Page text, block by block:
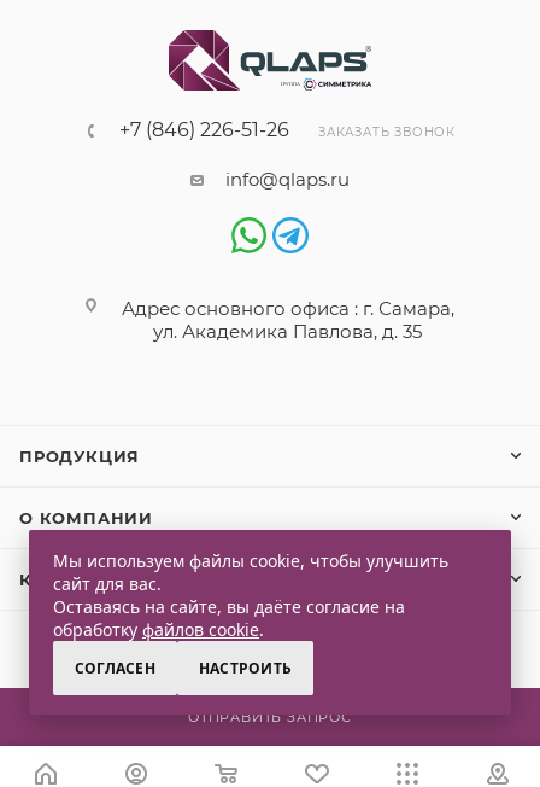
ОТПРАВИТЬ ЗАПРОС
+7 (846) 226-51-26 ЗАКАЗАТЬ ЗВОНОК
info@qlaps.ru
Адрес основного офиса : г. Самара,
ул. Академика Павлова, д. 35
ПРОДУКЦИЯ
О КОМПАНИИ
КЛИЕНТАМ
Мы используем файлы cookie, чтобы улучшить
сайт для вас.
Оставаясь на сайте, вы даёте согласие на
обработку файлов cookie.
СОГЛАСЕН НАСТРОИТЬ